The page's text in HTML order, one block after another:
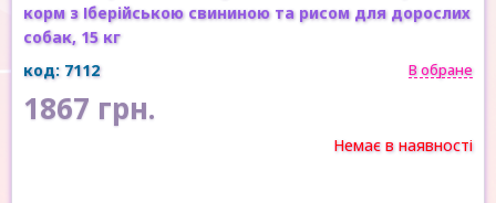
корм з Іберійською свининою та рисом для дорослих
собак, 15 кг
код: 7112
В обране
1867 грн.
Немає в наявності